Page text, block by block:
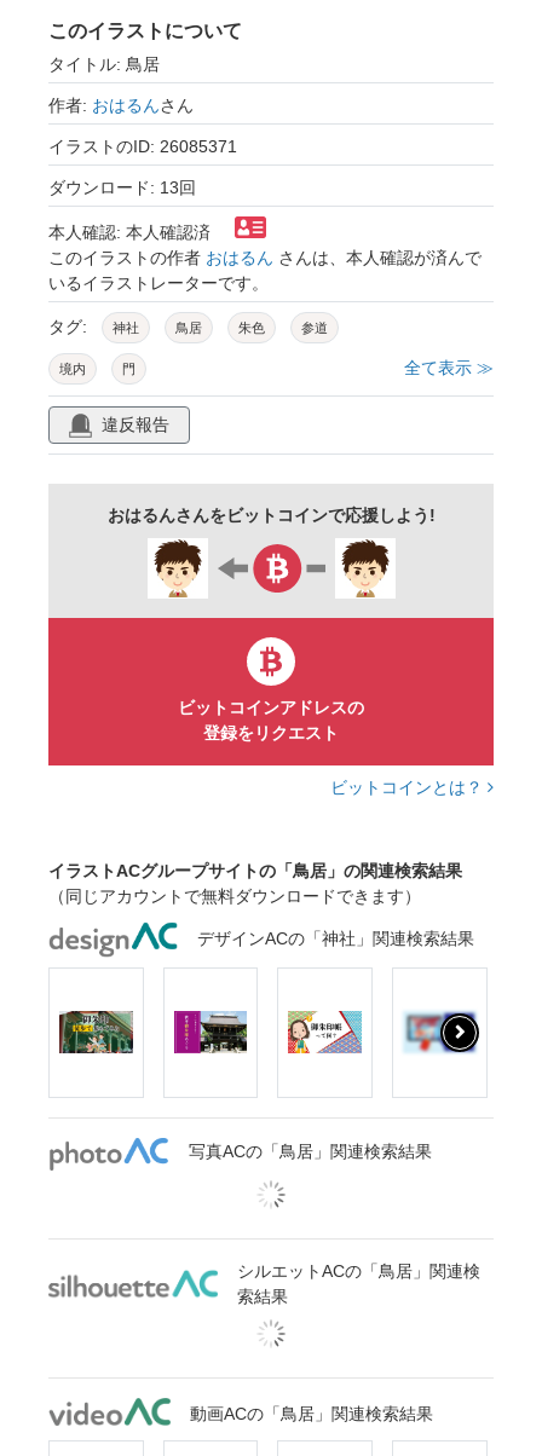
このイラストについて
タイトル: 鳥居
作者: おはるんさん
イラストのID: 26085371
ダウンロード: 13回
本人確認: 本人確認済
このイラストの作者 おはるん さんは、本人確認が済んで
いるイラストレーターです。
タグ: 神社 鳥居 朱色 参道
境内 門 全て表示 ≫
違反報告
おはるんさんをビットコインで応援しよう!
ビットコインアドレスの
登録をリクエスト
ビットコインとは？
イラストACグループサイトの「鳥居」の関連検索結果
（同じアカウントで無料ダウンロードできます）
デザインACの「神社」関連検索結果
写真ACの「鳥居」関連検索結果
シルエットACの「鳥居」関連検
索結果
動画ACの「鳥居」関連検索結果